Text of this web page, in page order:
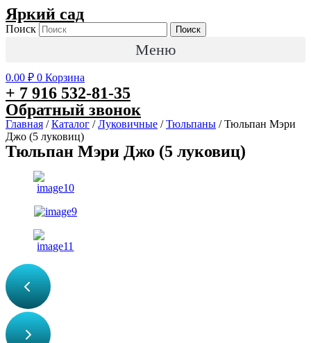
Перейти
к
содержимому
Яркий сад
Поиск Поиск
Меню
0.00 ₽ 0 Корзина
+ 7 916 532-81-35
Обратный звонок
Главная /Каталог /Луковичные /Тюльпаны / Тюльпан Мэри
Джо (5 луковиц)
Тюльпан Мэри Джо (5 луковиц)